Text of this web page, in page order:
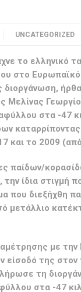
UNCATEGORIZED
το ελληνικό
στο Ευρωπαϊκό
διοργάνωση,
Μελίνας
στα -47
καταρρίποντας
και το 2009
παίδων/
ίδια στιγμή
που διεξήχθη
μετάλλιο
με την
είσοδό της
τη
στα -47